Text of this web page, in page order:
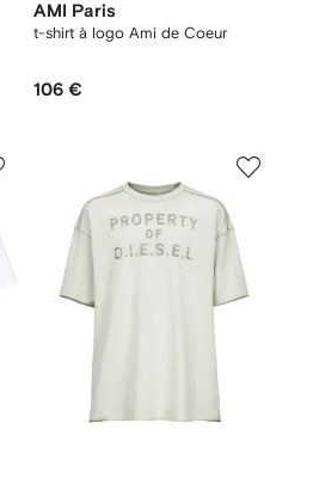
AMI Paris
t-shirt à logo Ami de Coeur
106 €